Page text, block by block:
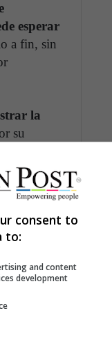
esperar
a fin, sin
la
su
de
visto
consent to
to:
and content
development